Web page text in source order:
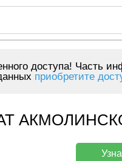
доступа! Часть
приобретите